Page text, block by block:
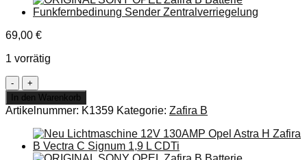
69,00 €
1 vorrätig
Rep
Kit
Kabel
Einspritzdüse
Opel
Zafira
In den Warenkorb
Artikelnummer: K1359 Kategorie: Zafira B